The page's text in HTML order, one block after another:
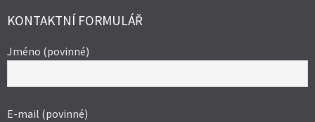
KONTAKTNÍ FORMULÁŘ
Jméno (povinné)
E-mail (povinné)